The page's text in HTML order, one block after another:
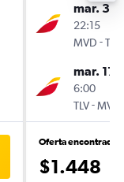
mar. 3/
22:15
MVD -TLV
mar. 17/
6:00
TLV-MVD
Oferta encontrada
$1.448